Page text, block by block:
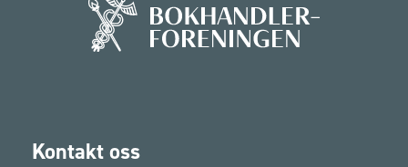
Kontakt oss